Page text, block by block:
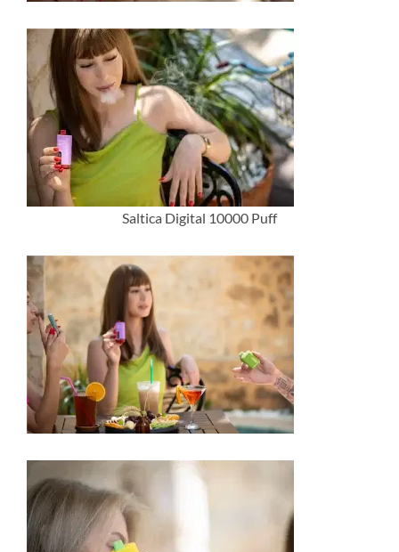
Saltica Digital 10000 Puff